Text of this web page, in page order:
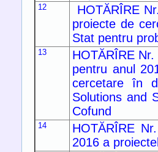
12
HOTĂRÎRE
proiecte de
Stat pentru
13
HOTĂRÎRE
pentru anul
cercetare în
Solutions and
Cofund
14
HOTĂRÎRE
2016 a